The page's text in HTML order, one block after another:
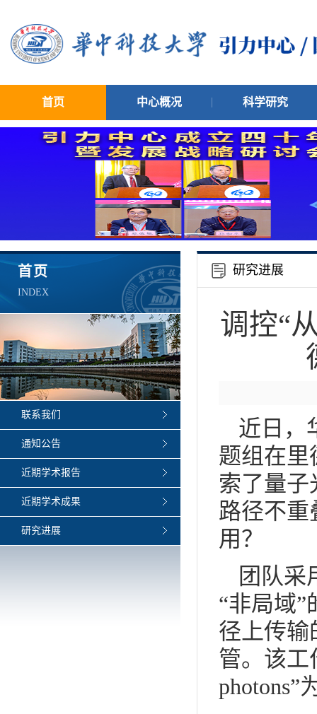
首页 中心概况 科学研究
首页
INDEX
联系我们
通知公告
近期学术报告
近期学术成果
研究进展
研究进展
调控“
近日，
题组在里
索了量
路径不
用？
团队采
“非局域
径上传输
管。该工
photons”